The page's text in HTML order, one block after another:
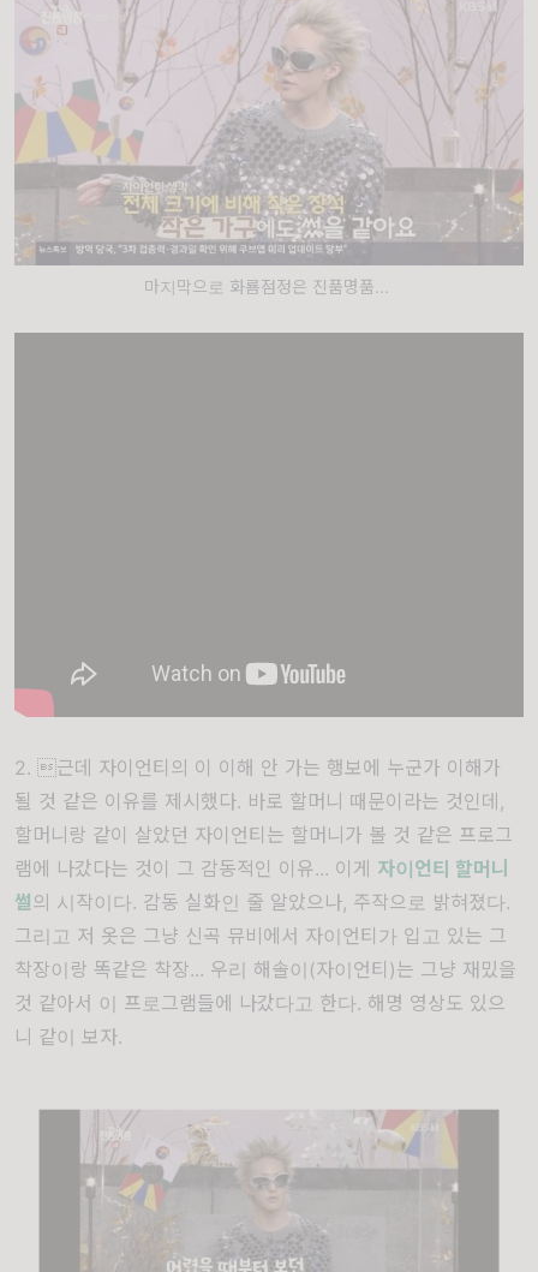
마지막으로 화룜점정은 진품명품...
2. 근데 자이언티의 이 이해 안 가는 행보에 누군가 이해가
될 것 같은 이유를 제시했다. 바로 할머니 때문이라는 것인데,
할머니랑 같이 살았던 자이언티는 할머니가 볼 것 같은 프로그
램에 나갔다는 것이 그 감동적인 이유... 이게 자이언티 할머니
썰의 시작이다. 감동 실화인 줄 알았으나, 주작으로 밝혀졌다.
그리고 저 옷은 그냥 신곡 뮤비에서 자이언티가 입고 있는 그
착장이랑 똑같은 착장... 우리 해솔이(자이언티)는 그냥 재밌을
것 같아서 이 프로그램들에 나갔다고 한다. 해명 영상도 있으
니 같이 보자.